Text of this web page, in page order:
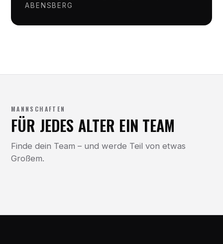
ABENSBERG
MANNSCHAFTEN
FÜR JEDES ALTER EIN TEAM
Finde dein Team – und werde Teil von etwas
Großem.